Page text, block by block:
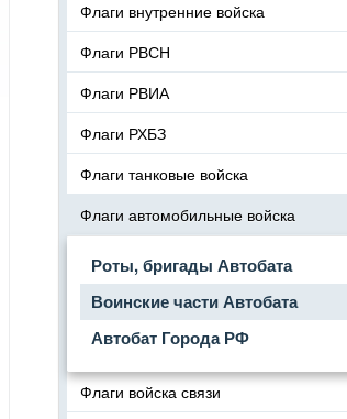
Флаги внутренние войска
Флаги РВСН
Флаги РВИА
Флаги РХБЗ
Флаги танковые войска
Флаги автомобильные войска
Роты, бригады Автобата
Воинские части Автобата
Автобат Города РФ
Флаги войска связи